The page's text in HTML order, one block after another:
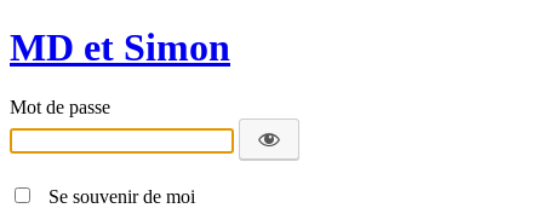
MD et Simon
Mot de passe
Se souvenir de moi